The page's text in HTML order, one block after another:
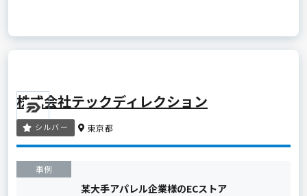
株式会社テックディレクション
シルバー 東京都
事例
某大手アパレル企業様のECストア